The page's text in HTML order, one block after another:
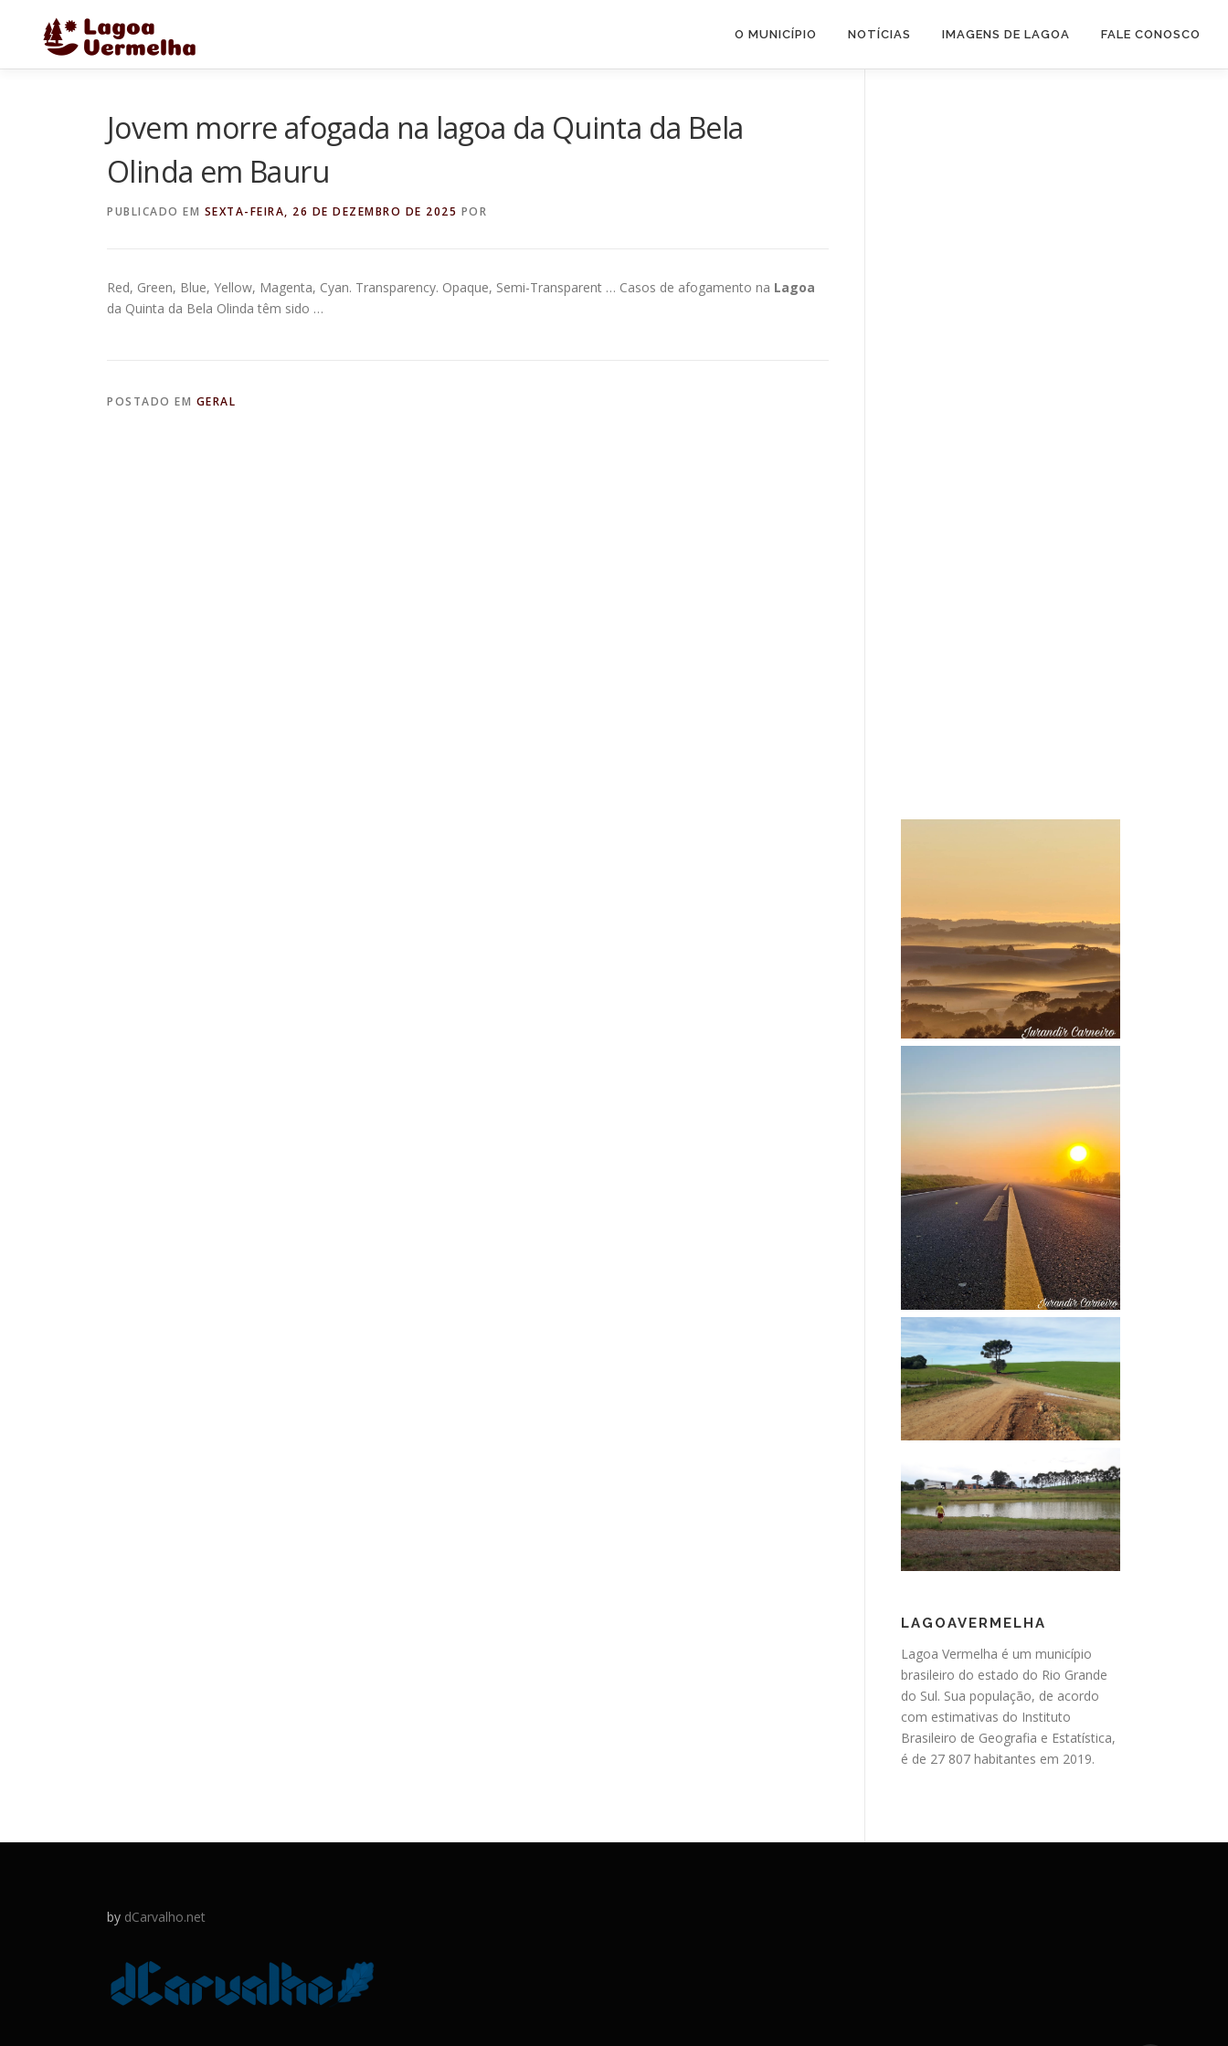
conteúdo
O MUNICÍPIO NOTÍCIAS IMAGENS DE LAGOA FALE CONOSCO
Jovem morre afogada na lagoa da Quinta da Bela
Olinda em Bauru
PUBLICADO EM SEXTA-FEIRA, 26 DE DEZEMBRO DE 2025 POR
Red, Green, Blue, Yellow, Magenta, Cyan. Transparency. Opaque, Semi-Transparent … Casos de afogamento na Lagoa
da Quinta da Bela Olinda têm sido …
POSTADO EM GERAL
LAGOAVERMELHA
Lagoa Vermelha é um município
brasileiro do estado do Rio Grande
do Sul. Sua população, de acordo
com estimativas do Instituto
Brasileiro de Geografia e Estatística,
é de 27 807 habitantes em 2019.
by dCarvalho.net